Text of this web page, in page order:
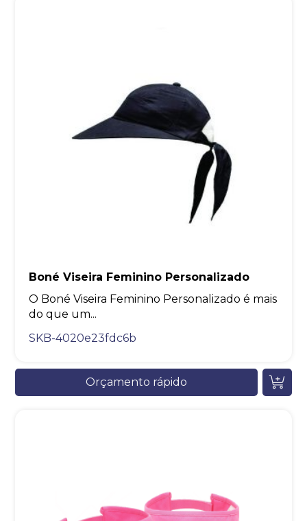
Boné Viseira Feminino Personalizado
O Boné Viseira Feminino Personalizado é mais
do que um...
SKB-4020e23fdc6b
Orçamento rápido